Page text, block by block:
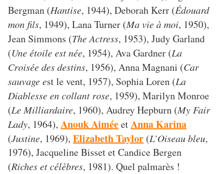
Bergman (Hantise, 1944), Deborah Kerr (Édouard
mon fils, 1949), Lana Turner (Ma vie à moi, 1950),
Jean Simmons (The Actress, 1953), Judy Garland
(Une étoile est née, 1954), Ava Gardner (La
Croisée des destins, 1956), Anna Magnani (Car
sauvage est le vent, 1957), Sophia Loren (La
Diablesse en collant rose, 1959), Marilyn Monroe
(Le Milliardaire, 1960), Audrey Hepburn (My Fair
Lady, 1964), Anouk AiméeetAnna Karina
(Justine, 1969), Elizabeth Taylor (L’Oiseau bleu,
1976), Jacqueline Bisset et Candice Bergen
(Riches et célèbres, 1981). Quel palmarès !